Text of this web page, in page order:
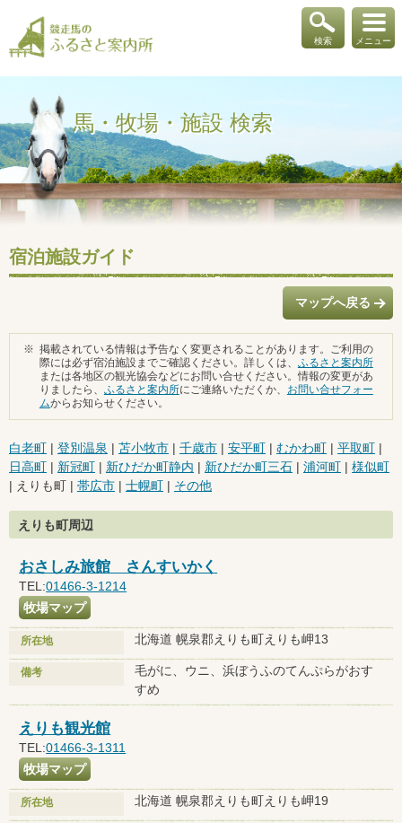
メニュー
検索
馬・牧場・施設 検索
宿泊施設ガイド
マップへ戻る
※ 掲載されている情報は予告なく変更されることがあります。ご利用の
際には必ず宿泊施設までご確認ください。詳しくは、 ふるさと案内所
または各地区の観光協会などにお問い合せください。情報の変更があ
りましたら、 ふるさと案内所にご連絡いただくか、 お問い合せフォー
ムからお知らせください。
白老町 | 登別温泉 | 苫小牧市 | 千歳市 | 安平町 | むかわ町 | 平取町 |
日高町 | 新冠町 | 新ひだか町静内 | 新ひだか町三石 | 浦河町 | 様似町
| えりも町 | 帯広市 | 士幌町 | その他
えりも町周辺
おさしみ旅館 さんすいかく
TEL:01466-3-1214
牧場マップ
所在地 北海道 幌泉郡えりも町えりも岬13
備考
毛がに、ウニ、浜ぼうふのてんぷらがおす
すめ
えりも観光館
TEL:01466-3-1311
牧場マップ
所在地 北海道 幌泉郡えりも町えりも岬19